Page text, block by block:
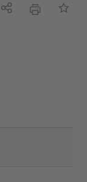
Partagerimprimer